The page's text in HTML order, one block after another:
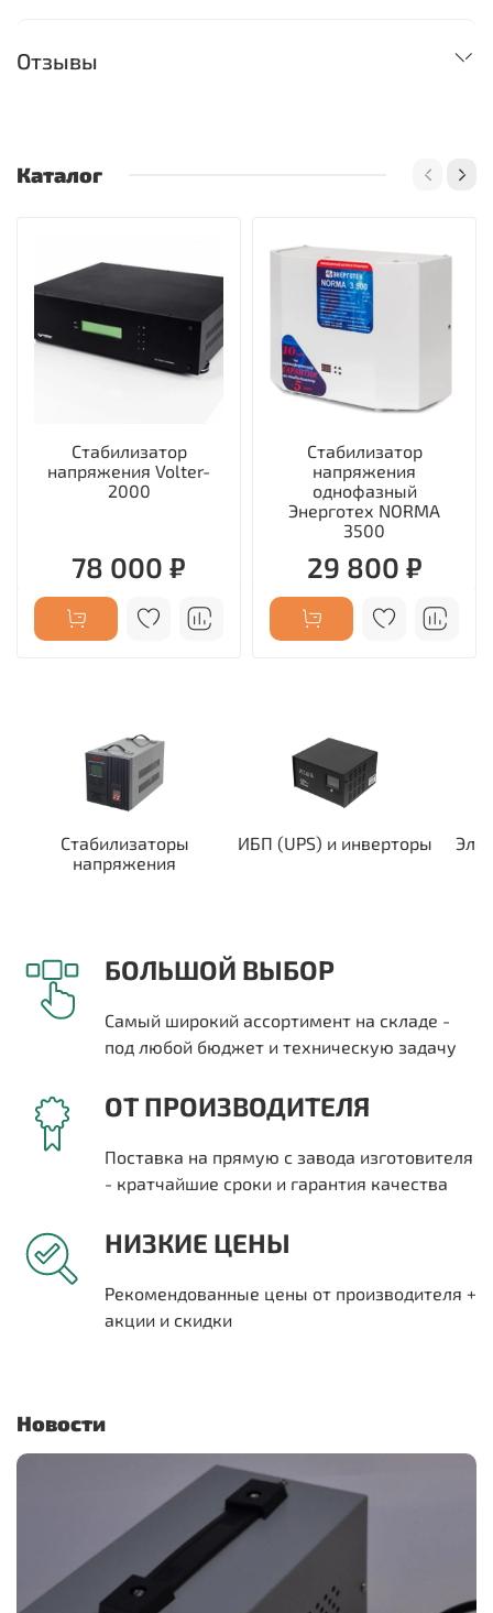
Отзывы
Каталог
Стабилизатор
напряжения Volter-
2000
78 000 ₽
Стабилизатор
напряжения
однофазный
Энерготех NORMA
3500
29 800 ₽
Стабилизаторы
напряжения
ИБП (UPS) и инверторы
БОЛЬШОЙ ВЫБОР
Самый широкий ассортимент на складе -
под любой бюджет и техническую задачу
ОТ ПРОИЗВОДИТЕЛЯ
Поставка на прямую с завода изготовителя
- кратчайшие сроки и гарантия качества
НИЗКИЕ ЦЕНЫ
Рекомендованные цены от производителя +
акции и скидки
Новости